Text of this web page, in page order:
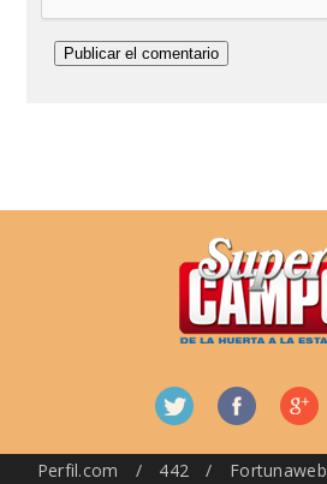
Perfil.com / 442 / Fortunaweb